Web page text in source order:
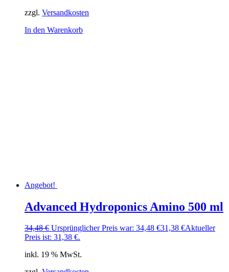
zzgl. Versandkosten
In den Warenkorb
Angebot!
Advanced Hydroponics Amino 500 ml
34,48€ Ursprünglicher Preis war: 34,48 €31,38 €Aktueller
Preis ist: 31,38 €.
inkl. 19 % MwSt.